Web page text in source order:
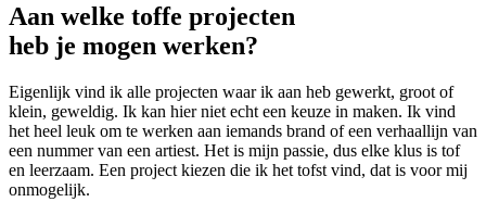
Aan welke toffe projecten
heb je mogen werken?
Eigenlijk vind ik alle projecten waar ik aan heb gewerkt, groot of
klein, geweldig. Ik kan hier niet echt een keuze in maken. Ik vind
het heel leuk om te werken aan iemands brand of een verhaallijn van
een nummer van een artiest. Het is mijn passie, dus elke klus is tof
en leerzaam. Een project kiezen die ik het tofst vind, dat is voor mij
onmogelijk.